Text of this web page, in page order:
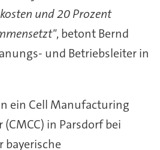
und 20 Prozent
, betont Bernd
und Betriebsleiter in
ein Cell Manufacturing
in Parsdorf bei
bayerische